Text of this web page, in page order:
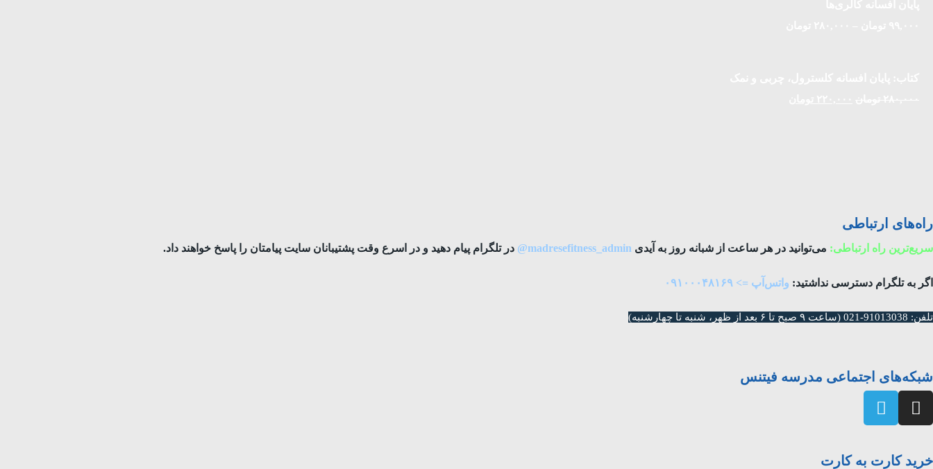
راه‌های ارتباطی
سریع‌ترین راه ارتباطی: می‌توانید در هر ساعت از شبانه روز به آیدی madresefitness_admin
@ در تلگرام پیام دهید و در اسرع وقت پشتیبانان سایت پیامتان را پاسخ خواهند داد.
اگر به تلگرام دسترسی نداشتید: واتس‌آپ => ۰۹۱۰۰۰۴۸۱۶۹
تلفن: 91013038-021 (ساعت ۹ صبح تا ۶ بعد از ظهر، شنبه تا چهار‌شنبه)
شبکه‌های اجتماعی مدرسه فیتنس
خرید کارت به کارت